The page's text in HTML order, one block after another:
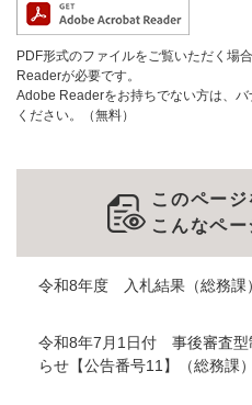
PDF形式のファイルをご覧いただく場
Readerが必要です。
Adobe Readerをお持ちでない方は、
ください。（無料）
このペー
こんなペ
令和8年度 入札結果（総務課）
令和8年7月1日付 事後審査型
らせ【公告番号11】（総務課）